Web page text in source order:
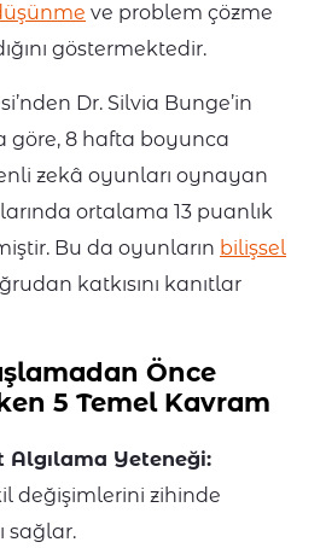
ve problem çözme
göstermektedir.
Dr. Silvia Bunge’in
göre, 8 hafta boyunca
zekâ oyunları oynayan
ortalama 13 puanlık
Bu da oyunların bilişsel
katkısını kanıtlar
Önce
5 Temel Kavram
Algılama Yeteneği:
değişimlerini zihinde
sağlar.